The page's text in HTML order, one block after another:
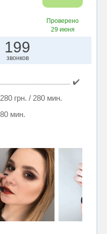
Проверено
29 июня
199
звонков
✔️
280 грн. / 280 мин.
мин.